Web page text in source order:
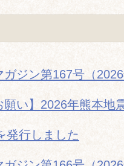
ジン第167号（
願い】2026年熊本地
発行しました